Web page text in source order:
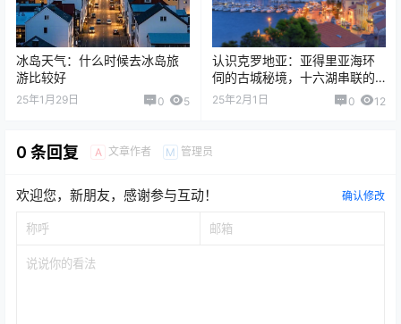
冰岛天气：什么时候去冰岛旅
游比较好
25年1月29日 0 5
认识克罗地亚：亚得里亚海环
伺的古城秘境，十六湖串联的
山海画廊
25年2月1日 0 12
0 条回复 A 文章作者 M 管理员
欢迎您，新朋友，感谢参与互动！ 确认修改